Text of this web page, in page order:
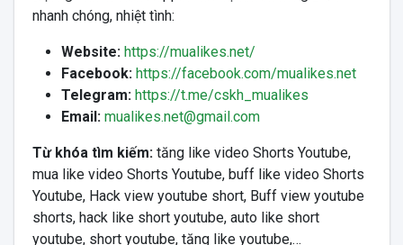
nhanh chóng, nhiệt tình:
Website: https://mualikes.net/
Facebook: https://facebook.com/mualikes.net
Telegram: https://t.me/cskh_mualikes
Email: mualikes.net@gmail.com
Từ khóa tìm kiếm:tăng like video Shorts Youtube,
mua like video Shorts Youtube, buff like video Shorts
Youtube, Hack view youtube short, Buff view youtube
shorts, hack like short youtube, auto like short
youtube, short youtube, tăng like youtube,…